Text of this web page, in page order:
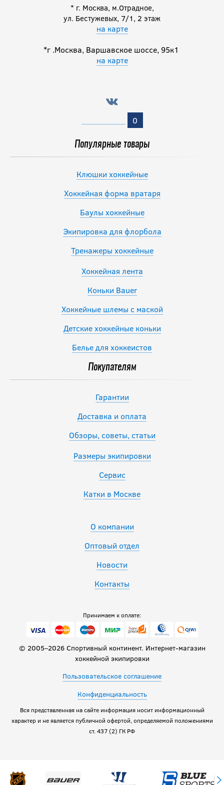
* г. Москва, м.Отрадное,
ул. Бестужевых, 7/1, 2 этаж
на карте
*г .Москва, Варшавское шоссе, 95к1
на карте
0
Популярные товары
Клюшки хоккейные
Хоккейная форма вратаря
Баулы хоккейные
Экипировка для флорбола
Тренажеры хоккейные
Хоккейная лента
Коньки Bauer
Хоккейные шлемы с маской
Детские хоккейные коньки
Белье для хоккеистов
Покупателям
Гарантии
Доставка и оплата
Обзоры, советы, статьи
Размеры экипировки
Сервис
Катки в Москве
О компании
Оптовый отдел
Новости
Контакты
Принимаем к оплате:
© 2005–2026 Спортивный континент. Интернет-магазин
хоккейной экипировки
Пользовательское соглашение
Конфиденциальность
Вся представленная на сайте информация носит информационный
характер и не является публичной офертой, определяемой положениями
ст. 437 (2) ГК РФ